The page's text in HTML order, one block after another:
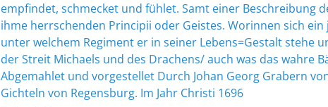
empfindet, schmecket und fühlet. Samt einer Beschreibung
ihme herrschenden Principii oder Geistes. Worinnen sich
unter welchem Regiment er in seiner Lebens=Gestalt stehe
der Streit Michaels und des Drachens/ auch was das wahre
Abgemahlet und vorgestellet Durch Johan Georg Grabern
Gichteln von Regensburg. Im Jahr Christi 1696